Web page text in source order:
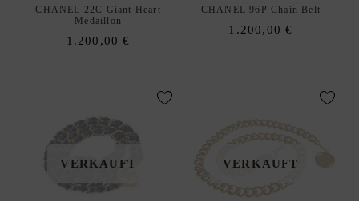
CHANEL 22C Giant Heart
Medaillon
1.200,00€
CHANEL 96P Chain Belt
1.200,00€
VERKAUFT VERKAUFT